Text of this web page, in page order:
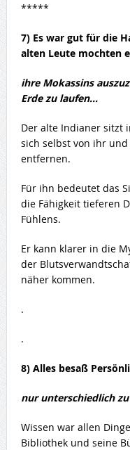
*****
7) Es war gut für die
alten Leute mochten
ihre Mokassins
Erde zu laufen…
Der alte Indianer sitzt
sich selbst von ihr
entfernen.
Für ihn bedeutet das
die Fähigkeit tieferen
Fühlens.
Er kann klarer in die
der
näher kommen.
.
.
8) Alles besaß
nur unterschiedlich
Wissen war allen
Bibliothek und seine